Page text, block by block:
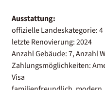
Ausstattung:
offizielle Landeskategorie: 4
letzte Renovierung: 2024
Anzahl Gebäude: 7, Anzahl
Zahlungsmöglichkeiten:
Visa